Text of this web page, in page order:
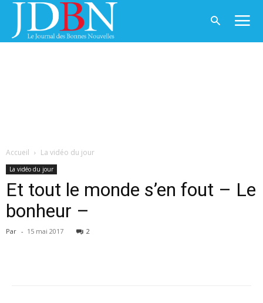
Accueil La vidéo du jour
La vidéo du jour
Et tout le monde s’en fout – Le
bonheur –
Par - 15 mai 2017 2